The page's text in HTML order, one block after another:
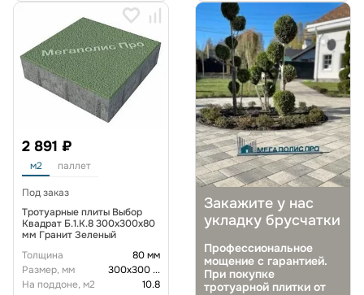
2 891 ₽
м2 паллет
Под заказ
Тротуарные плиты Выбор
Квадрат Б.1.К.8 300х300х80
мм Гранит Зеленый
Толщина
80 мм
Размер, мм
300х300...
На поддоне, м2
10.8
Закажите у нас
укладку брусчатки
Профессиональное
мощение с гарантией.
При покупке
тротуарной плитки от